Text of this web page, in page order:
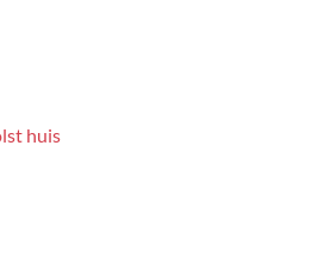
huis